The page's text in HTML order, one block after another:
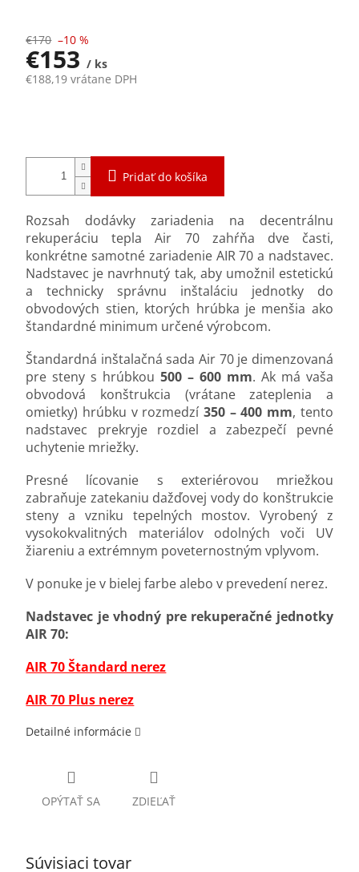
€170 –10 %
€153/ ks
€188,19 vrátane DPH
Pridať do košíka
Rozsah dodávky zariadenia na decentrálnu
rekuperáciu tepla Air 70 zahŕňa dve časti,
konkrétne samotné zariadenie AIR 70 a nadstavec.
Nadstavec je navrhnutý tak, aby umožnil estetickú
a technicky správnu inštaláciu jednotky do
obvodových stien, ktorých hrúbka je menšia ako
štandardné minimum určené výrobcom.
Štandardná inštalačná sada Air 70 je dimenzovaná
pre steny s hrúbkou500 – 600 mm. Ak má vaša
obvodová konštrukcia (vrátane zateplenia a
omietky) hrúbku v rozmedzí 350 – 400 mm, tento
nadstavec prekryje rozdiel a zabezpečí pevné
uchytenie mriežky.
Presné lícovanie s exteriérovou mriežkou
zabraňuje zatekaniu dažďovej vody do konštrukcie
steny a vzniku tepelných mostov. Vyrobený z
vysokokvalitných materiálov odolných voči UV
žiareniu a extrémnym poveternostným vplyvom.
V ponuke je v bielej farbe alebo v prevedení nerez.
Nadstavec je vhodný pre rekuperačné jednotky
AIR 70:
AIR 70 Štandard nerez
AIR 70 Plus nerez
Detailné informácie
OPÝTAŤ SA ZDIEĽAŤ
Súvisiaci tovar